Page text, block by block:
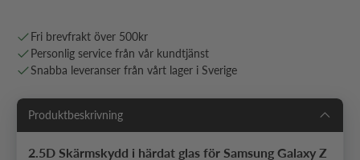
Fri brevfrakt över 500kr
Personlig service från vår kundtjänst
Snabba leveranser från vårt lager i Sverige
Produktbeskrivning
2.5D Skärmskydd i härdat glas för Samsung Galaxy Z